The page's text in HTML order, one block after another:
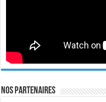
Nos Partenaires